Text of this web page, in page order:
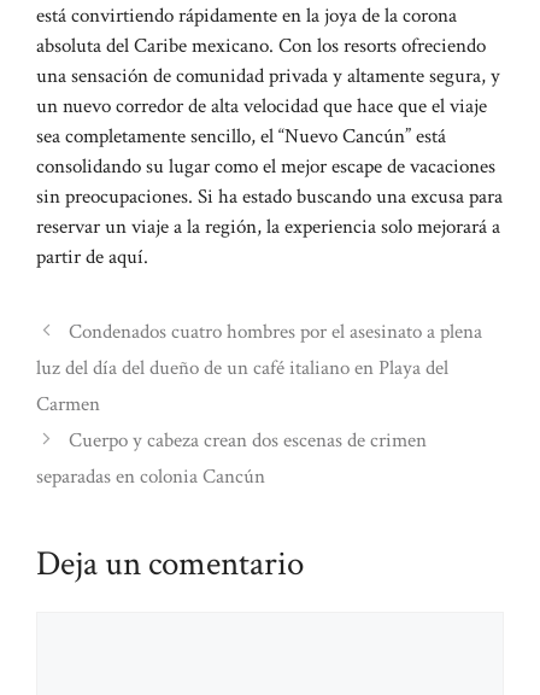
está convirtiendo rápidamente en la joya de la corona
absoluta del Caribe mexicano. Con los resorts ofreciendo
una sensación de comunidad privada y altamente segura, y
un nuevo corredor de alta velocidad que hace que el viaje
sea completamente sencillo, el “Nuevo Cancún” está
consolidando su lugar como el mejor escape de vacaciones
sin preocupaciones. Si ha estado buscando una excusa para
reservar un viaje a la región, la experiencia solo mejorará a
partir de aquí.
Condenados cuatro hombres por el asesinato a plena
luz del día del dueño de un café italiano en Playa del
Carmen
Cuerpo y cabeza crean dos escenas de crimen
separadas en colonia Cancún
Deja un comentario